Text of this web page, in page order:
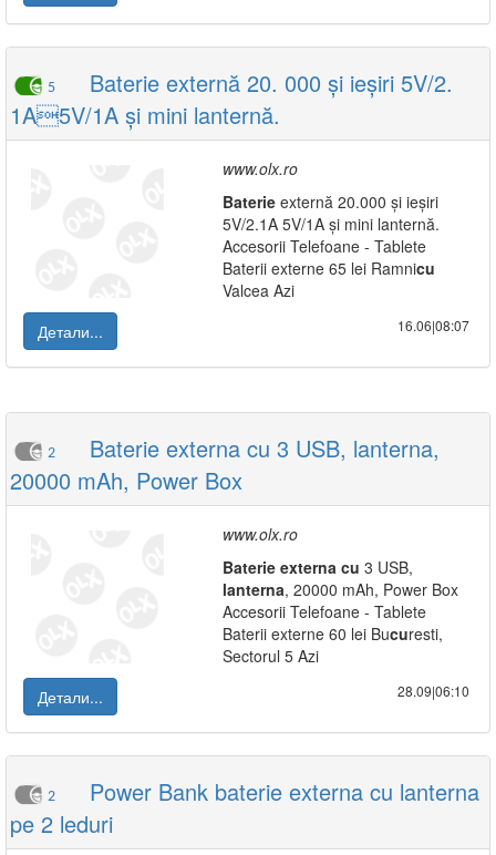
5
Baterie externă 20. 000 și ieșiri 5V/2.
1A5V/1A și mini lanternă.
www.olx.ro
Baterie externă 20.000 și ieșiri
5V/2.1A 5V/1A și mini lanternă.
Accesorii Telefoane - Tablete
Baterii externe 65 lei Ramnicu
Valcea Azi
Детали...
16.06|08:07
2
Baterie externa cu 3 USB, lanterna,
20000 mAh, Power Box
www.olx.ro
Baterie externa cu 3 USB,
lanterna, 20000 mAh, Power Box
Accesorii Telefoane - Tablete
Baterii externe 60 lei Bucuresti,
Sectorul 5 Azi
Детали...
28.09|06:10
2
Power Bank baterie externa cu lanterna
pe 2 leduri